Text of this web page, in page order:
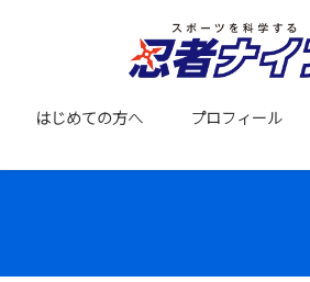
移
ン
はじめての方へ プロフィール